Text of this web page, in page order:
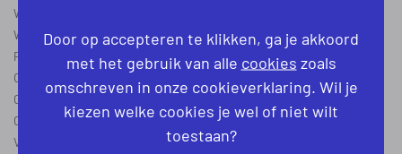
Wat is een procesoperator
Werken als procesoperator
Procesoperator in de
chemie, voedingsindustrie, farmacie
Operator A
Operator B
Operator C
Verschil operator A, B en C
Door op accepteren te klikken, ga je akkoord
met het gebruik van alle cookies zoals
omschreven in onze cookieverklaring. Wil je
kiezen welke cookies je wel of niet wilt
toestaan?